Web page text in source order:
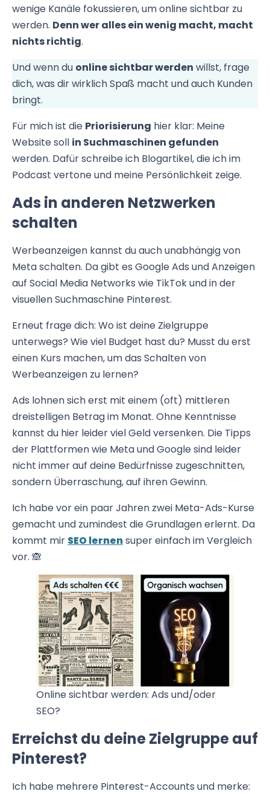
wenige Kanäle fokussieren, um online sichtbar zu
werden. Denn wer alles ein wenig macht, macht
nichts richtig.
Und wenn du online sichtbar werden willst, frage
dich, was dir wirklich Spaß macht und auch Kunden
bringt.
Für mich ist die Priorisierung hier klar: Meine
Website soll in Suchmaschinen gefunden
werden. Dafür schreibe ich Blogartikel, die ich im
Podcast vertone und meine Persönlichkeit zeige.
Ads in anderen Netzwerken
schalten
Werbeanzeigen kannst du auch unabhängig von
Meta schalten. Da gibt es Google Ads und Anzeigen
auf Social Media Networks wie TikTok und in der
visuellen Suchmaschine Pinterest.
Erneut frage dich: Wo ist deine Zielgruppe
unterwegs? Wie viel Budget hast du? Musst du erst
einen Kurs machen, um das Schalten von
Werbeanzeigen zu lernen?
Ads lohnen sich erst mit einem (oft) mittleren
dreistelligen Betrag im Monat. Ohne Kenntnisse
kannst du hier leider viel Geld versenken. Die Tipps
der Plattformen wie Meta und Google sind leider
nicht immer auf deine Bedürfnisse zugeschnitten,
sondern Überraschung, auf ihren Gewinn.
Ich habe vor ein paar Jahren zwei Meta-Ads-Kurse
gemacht und zumindest die Grundlagen erlernt. Da
kommt mir SEO lernensuper einfach im Vergleich
vor. 🙈
Online sichtbar werden: Ads und/oder
SEO?
Erreichst du deine Zielgruppe auf
Pinterest?
Ich habe mehrere Pinterest-Accounts und merke: